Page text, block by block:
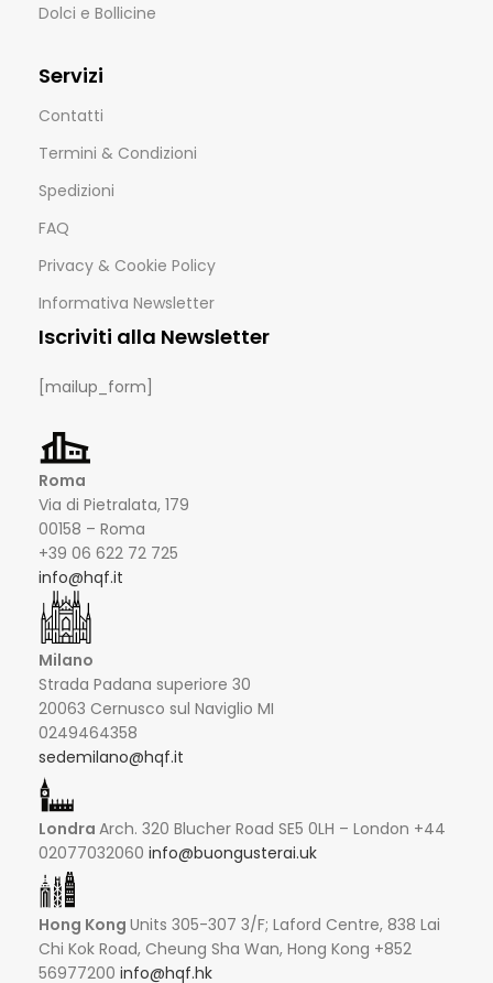
Dolci e Bollicine
Servizi
Contatti
Termini & Condizioni
Spedizioni
FAQ
Privacy & Cookie Policy
Informativa Newsletter
Iscriviti alla Newsletter
[mailup_form]
Roma
Via di Pietralata, 179
00158 – Roma
+39 06 622 72 725
info@hqf.it
Milano
Strada Padana superiore 30
20063 Cernusco sul Naviglio MI
0249464358
sedemilano@hqf.it
Londra Arch. 320 Blucher Road SE5 0LH – London +44
02077032060 info@buongusterai.uk
Hong Kong Units 305-307 3/F; Laford Centre, 838 Lai
Chi Kok Road, Cheung Sha Wan, Hong Kong +852
56977200 info@hqf.hk